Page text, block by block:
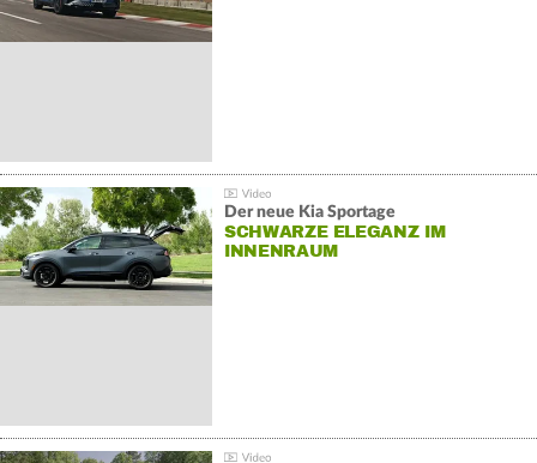
Der neue Kia Sportage
SCHWARZE ELEGANZ IM
INNENRAUM